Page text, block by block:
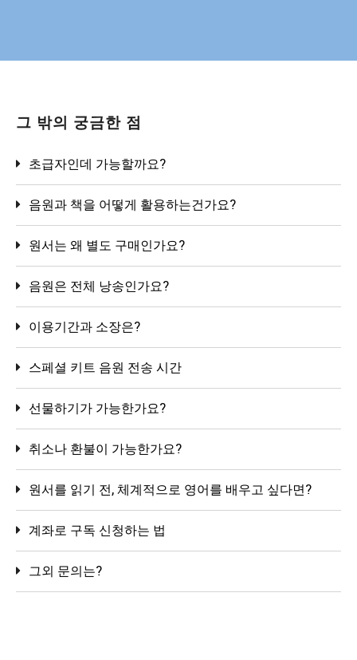
그 밖의 궁금한 점
초급자인데 가능할까요?
음원과 책을 어떻게 활용하는건가요?
원서는 왜 별도 구매인가요?
음원은 전체 낭송인가요?
이용기간과 소장은?
스페셜 키트 음원 전송 시간
선물하기가 가능한가요?
취소나 환불이 가능한가요?
원서를 읽기 전, 체계적으로 영어를 배우고 싶다면?
계좌로 구독 신청하는 법
그외 문의는?